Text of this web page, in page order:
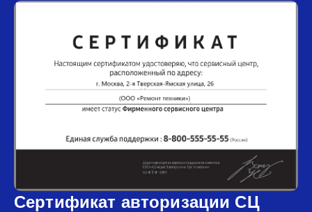
Сертификат авторизации СЦ